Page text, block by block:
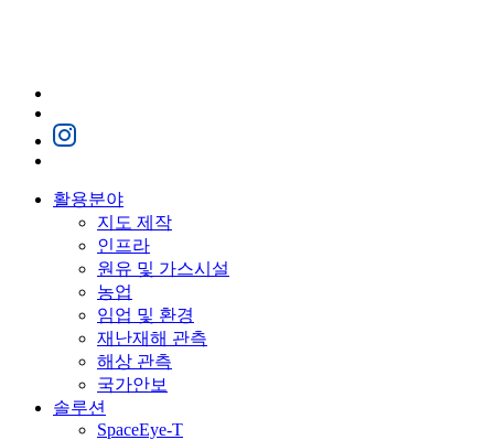
활용분야
지도 제작
인프라
원유 및 가스시설
농업
임업 및 환경
재난재해 관측
해상 관측
국가안보
솔루션
SpaceEye-T